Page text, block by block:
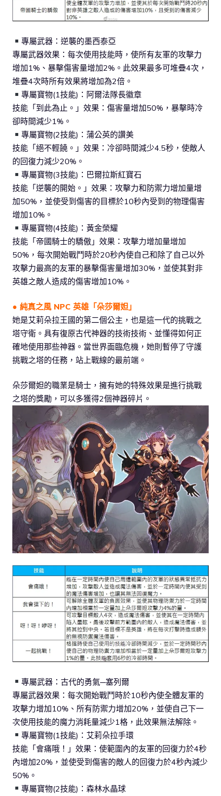
專屬武器：逆襲的墨西泰亞
專屬武器效果：每次使用技能時，使所有友軍的攻擊力
增加1%、暴擊傷害量增加2%。此效果最多可堆疊4次，
堆疊4次時所有效果將增加為2倍。
專屬寶物(1技能)：阿爾法隊長徽章
技能「到此為止。」效果：傷害量增加50%，暴擊時冷
卻時間減少1%。
專屬寶物(2技能)：蒲公英的讚美
技能「絕不輕饒。」效果：冷卻時間減少4.5秒，使敵人
的回復力減少20%。
專屬寶物(3技能)：巴爾拉斯紅寶石
技能「逆襲的開始。」效果：攻擊力和防禦力增加量增
加50%，並使受到傷害的目標於10秒內受到的物理傷害
增加10%。
專屬寶物(4技能)：黃金榮耀
技能「帝國騎士的驕傲」效果：攻擊力增加量增加
50%，每次開始戰鬥時於20秒內使自己和除了自己以外
攻擊力最高的友軍的暴擊傷害量增加30%，並使其對非
英雄之敵人造成的傷害增加10%。
● 純真之風 NPC 英雄「朵莎爾妲」
她是艾莉朵拉王國的第二個公主，也是這一代的挑戰之
塔守衛。具有復原古代神器的技術技術、並懂得如何正
確地使用那些神器。當世界面臨危機，她則暫停了守護
挑戰之塔的任務，站上戰線的最前端。
朵莎爾妲的職業是騎士，擁有她的特殊效果是進行挑戰
之塔的獎勵，可以多獲得2個神器碎片。
專屬武器：古代的勇氣─塞列爾
專屬武器效果：每次開始戰鬥時於10秒內使全體友軍的
攻擊力增加10%、所有防禦力增加20%，並使自己下一
次使用技能的魔力消耗量減少1格，此效果無法解除。
專屬寶物(1技能)：艾莉朵拉手環
技能「會痛哦！」效果：使範圍內的友軍的回復力於4秒
內增加20%，並使受到傷害的敵人的回復力於4秒內減少
50%。
專屬寶物(2技能)：森林水晶球